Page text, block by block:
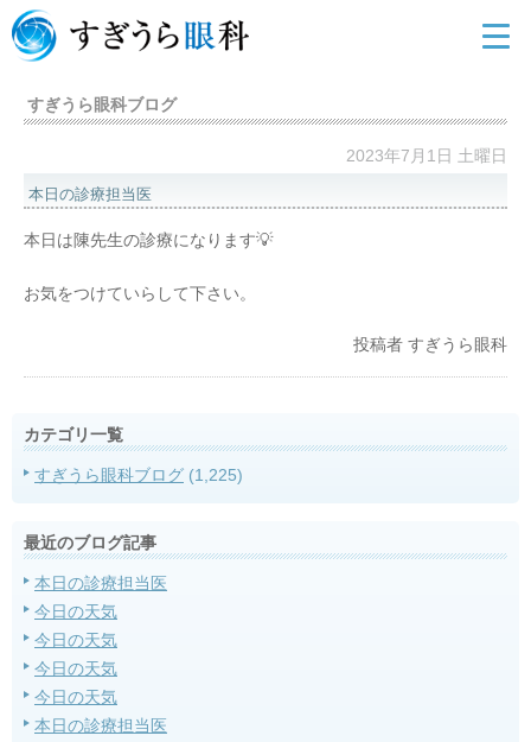
すぎうら眼科ブログ
2023年7月1日 土曜日
本日の診療担当医
本日は陳先生の診療になります💡
お気をつけていらして下さい。
投稿者 すぎうら眼科
カテゴリ一覧
すぎうら眼科ブログ (1,225)
最近のブログ記事
本日の診療担当医
今日の天気
今日の天気
今日の天気
今日の天気
本日の診療担当医